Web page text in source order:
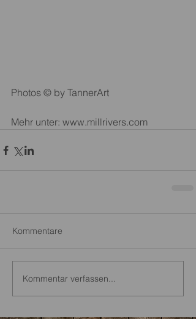
Photos © by TannerArt
Mehr unter: www.millrivers.com
Kommentare
Kommentar verfassen...